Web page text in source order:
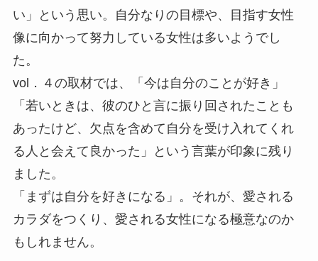
い」という思い。自分なりの目標や、目指す女性
像に向かって努力している女性は多いようでし
た。
vol．４の取材では、「今は自分のことが好き」
「若いときは、彼のひと言に振り回されたことも
あったけど、欠点を含めて自分を受け入れてくれ
る人と会えて良かった」という言葉が印象に残り
ました。
「まずは自分を好きになる」。それが、愛される
カラダをつくり、愛される女性になる極意なのか
もしれません。